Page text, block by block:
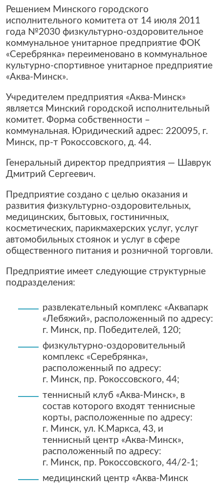
Решением Минского городского
исполнительного комитета от 14 июля 2011
года №2030 физкультурно-оздоровительное
коммунальное унитарное предприятие ФОК
«Серебрянка» переименовано в коммунальное
культурно-спортивное унитарное предприятие
«Аква-Минск».
Учредителем предприятия «Аква-Минск»
является Минский городской исполнительный
комитет. Форма собственности –
коммунальная. Юридический адрес: 220095, г.
Минск, пр-т Рокоссовского, д. 44.
Генеральный директор предприятия — Шаврук
Дмитрий Сергеевич.
Предприятие создано с целью оказания и
развития физкультурно-оздоровительных,
медицинских, бытовых, гостиничных,
косметических, парикмахерских услуг, услуг
автомобильных стоянок и услуг в сфере
общественного питания и розничной торговли.
Предприятие имеет следующие структурные
подразделения:
развлекательный комплекс «Аквапарк
«Лебяжий», расположенный по адресу:
г. Минск, пр. Победителей, 120;
физкультурно-оздоровительный
комплекс «Серебрянка»,
расположенный по адресу:
г. Минск, пр. Рокоссовского, 44;
теннисный клуб «Аква-Минск», в
состав которого входят теннисные
корты, расположенные по адресу:
г. Минск, ул. К.Маркса, 43, и
теннисный центр «Аква-Минск»,
расположенный по адресу:
г. Минск, пр. Рокоссовского, 44/2-1;
медицинский центр «Аква-Минск